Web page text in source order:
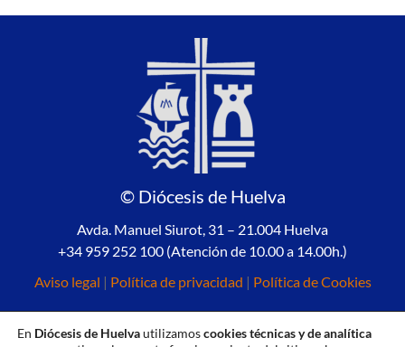
© Diócesis de Huelva
Avda. Manuel Siurot, 31 – 21.004 Huelva
+34 959 252 100 (Atención de 10.00 a 14.00h.)
Aviso legal | Política de privacidad | Política de Cookies
En Diócesis de Huelvautilizamoscookies técnicas y de analítica